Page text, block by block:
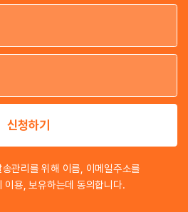
이
이
신청하기
관리를 위해 이름, 이메일주소를
이용, 보유하는데 동의합니다.